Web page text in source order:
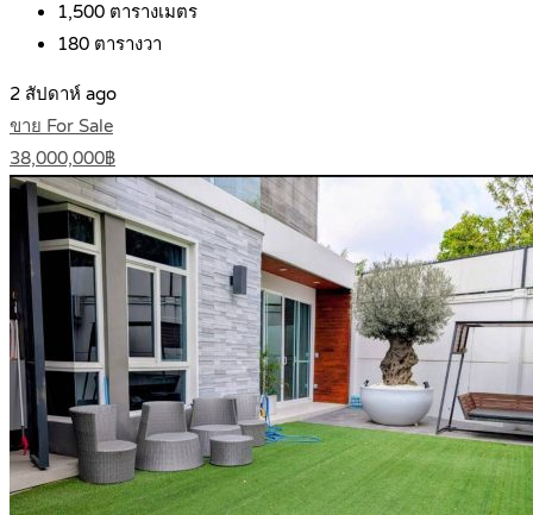
1,500 ตารางเมตร
180 ตารางวา
2 สัปดาห์ ago
ขาย For Sale
38,000,000฿